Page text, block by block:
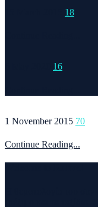
18
16
1 November 2015 70
Continue Reading...